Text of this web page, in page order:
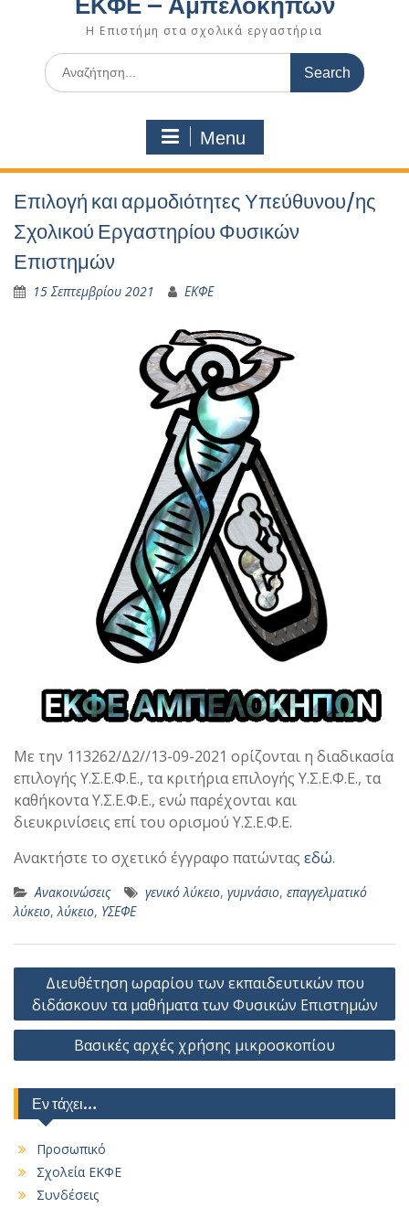
Η Επιστήμη στα σχολικά εργαστήρια
Search
for:
Menu
Επιλογή και αρμοδιότητες Υπεύθυνου/ης
Σχολικού Εργαστηρίου Φυσικών
Επιστημών
15 Σεπτεμβρίου 2021 ΕΚΦΕ
Με την 113262/Δ2//13-09-2021 ορίζονται η διαδικασία
επιλογής Υ.Σ.Ε.Φ.Ε., τα κριτήρια επιλογής Υ.Σ.Ε.Φ.Ε., τα
καθήκοντα Υ.Σ.Ε.Φ.Ε., ενώ παρέχονται και
διευκρινίσεις επί του ορισμού Υ.Σ.Ε.Φ.Ε.
Ανακτήστε το σχετικό έγγραφο πατώντας εδώ.
Ανακοινώσεις γενικό λύκειο, γυμνάσιο, επαγγελματικό
λύκειο,λύκειο, ΥΣΕΦΕ
Πλοήγηση
άρθρων
Διευθέτηση ωραρίου των εκπαιδευτικών που
διδάσκουν τα μαθήματα των Φυσικών Επιστημών
Βασικές αρχές χρήσης μικροσκοπίου
Εν τάχει…
Προσωπικό
Σχολεία ΕΚΦΕ
Συνδέσεις